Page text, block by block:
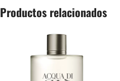
Productos relacionados